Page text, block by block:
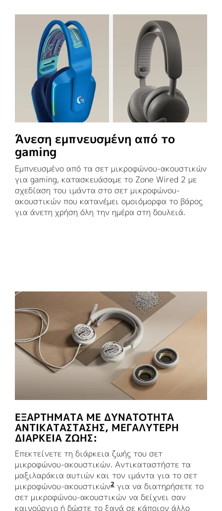
Άνεση εμπνευσμένη από το
gaming
Εμπνευσμένο από τα σετ μικροφώνου-ακουστικών
για gaming, κατασκευάσαμε το Zone Wired 2 με
σχεδίαση του ιμάντα στο σετ μικροφώνου-
ακουστικών που κατανέμει ομοιόμορφα το βάρος
για άνετη χρήση όλη την ημέρα στη δουλειά.
ΕΞΑΡΤΉΜΑΤΑ ΜΕ ΔΥΝΑΤΌΤΗΤΑ
ΑΝΤΙΚΑΤΆΣΤΑΣΗΣ, ΜΕΓΑΛΎΤΕΡΗ
ΔΙΆΡΚΕΙΑ ΖΩΉΣ:
Επεκτείνετε τη διάρκεια ζωής του σετ
μικροφώνου-ακουστικών. Αντικαταστήστε τα
μαξιλαράκια αυτιών και τον ιμάντα για το σετ
μικροφώνου-ακουστικών2 Τα ανταλλακτικά
για να διατηρήσετε το
σετ μικροφώνου-ακουστικών να δείχνει σαν
καινούργιο ή δώστε το ξανά σε κάποιον άλλο